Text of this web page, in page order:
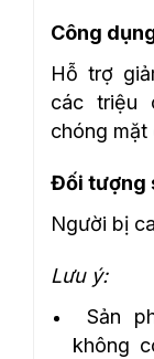
Công
Hỗ trợ
các triệu
chóng mặt
Đối tượng
Người bị
Lưu ý:
Sản
không